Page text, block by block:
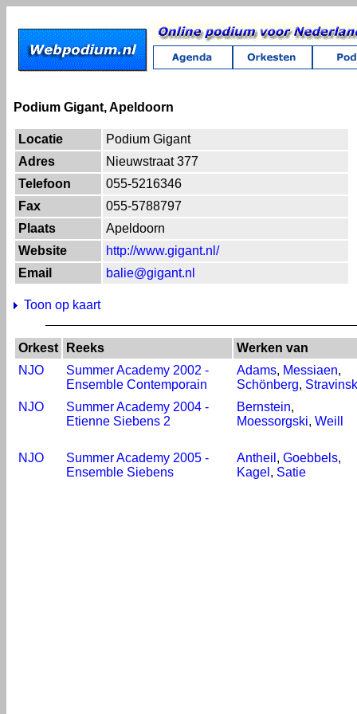
Podium Gigant, Apeldoorn
Locatie
Podium Gigant
Adres
Nieuwstraat 377
Telefoon
055-5216346
Fax
055-5788797
Plaats
Apeldoorn
Website
http://www.gigant.nl/
Email
balie@gigant.nl
Toon op kaart
Orkest Reeks
Werken van
NJO
Summer Academy 2002 -
Ensemble Contemporain
Adams, Messiaen,
Schönberg,
NJO
Summer Academy 2004 -
Etienne Siebens 2
Bernstein,
Moessorgski, Weill
NJO
Summer Academy 2005 -
Ensemble Siebens
Antheil , Goebbels,
Kagel , Satie